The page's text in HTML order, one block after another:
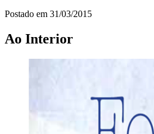
Postado em 31/03/2015
Ao Interior